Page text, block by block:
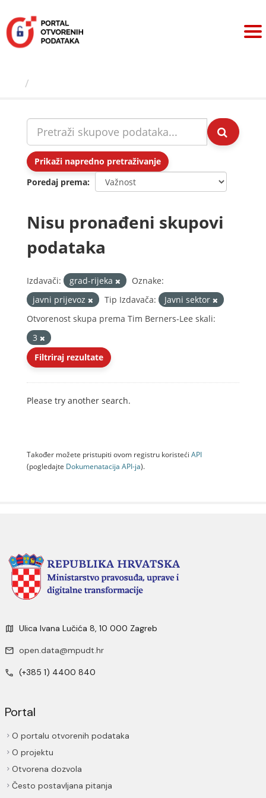
sadržaj
Prikaži napredno pretraživanje
Poredaj prema
Nisu pronađeni skupovi
podataka
Izdavači: grad-rijeka
Oznake:
javni prijevoz
Tip Izdavača:
Javni sektor
Otvorenost skupa prema Tim Berners-Lee skali:
3
Filtriraj rezultate
Please try another search.
Također možete pristupiti ovom registru koristeći API
(pogledajte Dokumenаtаcijа API-jа).